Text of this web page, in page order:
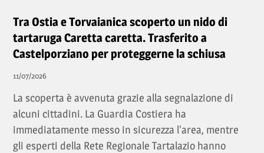
Tra Ostia e Torvaianica scoperto un nido di
tartaruga Caretta caretta. Trasferito a
Castelporziano per proteggerne la schiusa
11/07/2026
La scoperta è avvenuta grazie alla segnalazione di
alcuni cittadini. La Guardia Costiera ha
immediatamente messo in sicurezza l'area, mentre
gli esperti della Rete Regionale Tartalazio hanno